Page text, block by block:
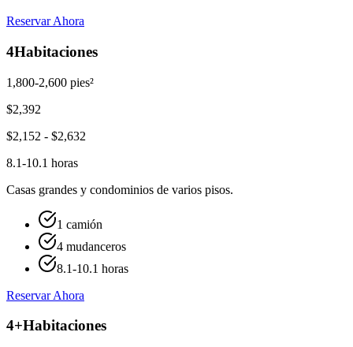
Reservar Ahora
4Habitaciones
1,800-2,600 pies²
$2,392
$2,152 - $2,632
8.1-10.1 horas
Casas grandes y condominios de varios pisos.
1 camión
4 mudanceros
8.1-10.1 horas
Reservar Ahora
4+Habitaciones